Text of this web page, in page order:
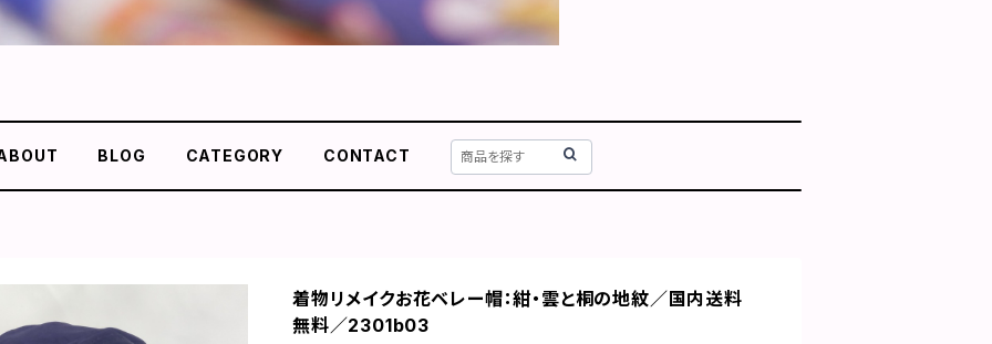
BLOG CATEGORY CONTACT
着物リメイクお花ベレー帽：紺・雲と桐の地紋／国内送料
無料／2301b03